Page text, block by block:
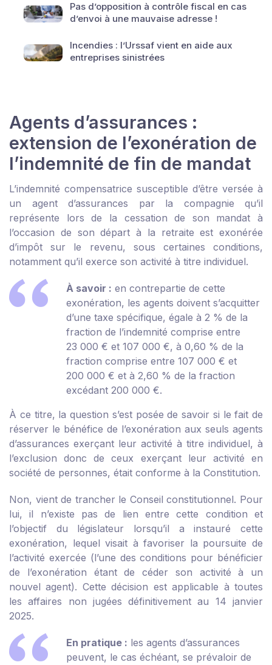
Pas d’opposition à contrôle fiscal en cas
d’envoi à une mauvaise adresse !
Incendies : l’Urssaf vient en aide aux
entreprises sinistrées
Agents d’assurances :
extension de l’exonération de
l’indemnité de fin de mandat
L’indemnité compensatrice susceptible d’être versée à
un agent d’assurances par la compagnie qu’il
représente lors de la cessation de son mandat à
l’occasion de son départ à la retraite est exonérée
d’impôt sur le revenu, sous certaines conditions,
notamment qu’il exerce son activité à titre individuel.
À savoir : en contrepartie de cette
exonération, les agents doivent s’acquitter
d’une taxe spécifique, égale à 2 % de la
fraction de l’indemnité comprise entre
23 000 € et 107 000 €, à 0,60 % de la
fraction comprise entre 107 000 € et
200 000 € et à 2,60 % de la fraction
excédant 200 000 €.
À ce titre, la question s’est posée de savoir si le fait de
réserver le bénéfice de l’exonération aux seuls agents
d’assurances exerçant leur activité à titre individuel, à
l’exclusion donc de ceux exerçant leur activité en
société de personnes, était conforme à la Constitution.
Non, vient de trancher le Conseil constitutionnel. Pour
lui, il n’existe pas de lien entre cette condition et
l’objectif du législateur lorsqu’il a instauré cette
exonération, lequel visait à favoriser la poursuite de
l’activité exercée (l’une des conditions pour bénéficier
de l’exonération étant de céder son activité à un
nouvel agent). Cette décision est applicable à toutes
les affaires non jugées définitivement au 14 janvier
2025.
En pratique : les agents d’assurances
peuvent, le cas échéant, se prévaloir de